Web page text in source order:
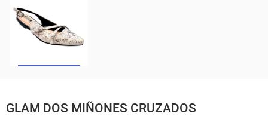
GLAM DOS MIÑONES CRUZADOS